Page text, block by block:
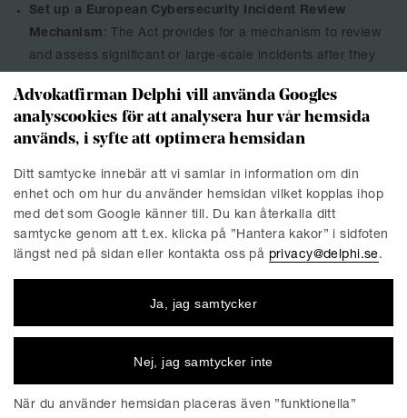
Set up a European Cybersecurity Incident Review
Mechanism : The Act provides for a mechanism to review
and assess significant or large-scale incidents after they
2025
February 4, 2025
The Cyber Solidarity Act entered into force.
2024
The Cyber Solidarity Act was adopted.
Discover more
Advokatfirman Delphi vill använda Googles
analyscookies för att analysera hur vår hemsida
används, i syfte att optimera hemsidan
Ditt samtycke innebär att vi samlar in information om din
enhet och om hur du använder hemsidan vilket kopplas ihop
med det som Google känner till. Du kan återkalla ditt
samtycke genom att t.ex. klicka på ”Hantera kakor” i sidfoten
längst ned på sidan eller kontakta oss på privacy@delphi.se.
Ja, jag samtycker
Nej, jag samtycker inte
När du använder hemsidan placeras även ”funktionella”